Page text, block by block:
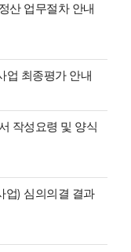
산 업무절차 안내
업 최종평가 안내
작성요령 및 양식
업) 심의의결 결과